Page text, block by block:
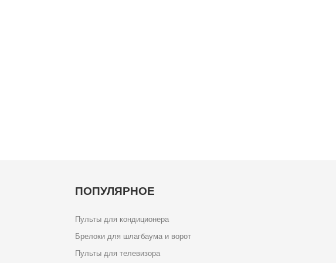
ПОПУЛЯРНОЕ
Пульты для кондиционера
Брелоки для шлагбаума и ворот
Пульты для телевизора